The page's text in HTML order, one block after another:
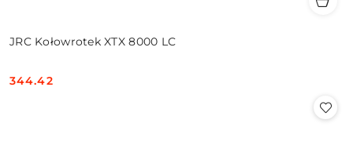
JRC Kołowrotek XTX 8000 LC
Cena:
344.42